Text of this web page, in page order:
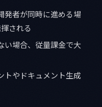
発者が同時に進める場
される
い場合、従量課金で大
トやドキュメント生成